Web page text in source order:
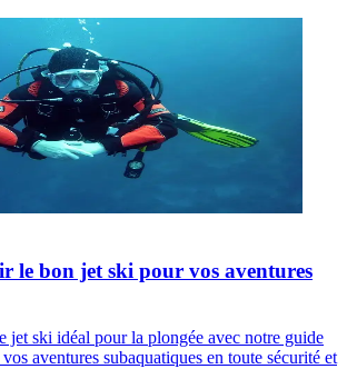
le bon jet ski pour vos aventures
jet ski idéal pour la plongée avec notre guide
aventures subaquatiques en toute sécurité et